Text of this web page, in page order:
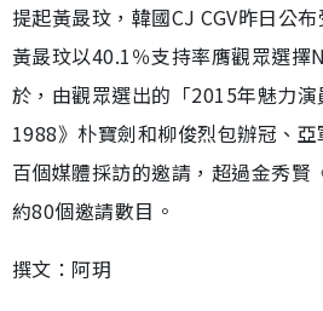
提起黃晸玟，韓國CJ CGV昨日公
黃晸玟以40.1％支持率膺觀眾選擇
於，由觀眾選出的「2015年魅力
1988》朴寶劍和柳俊烈包辦冠、
百個媒體採訪的邀請，超過金秀賢
約80個邀請數目。
撰文：阿玥